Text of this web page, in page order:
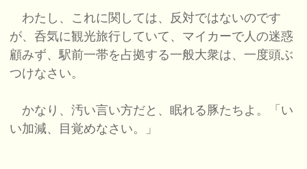
わたし、これに関しては、反対ではないのです
が、呑気に観光旅行していて、マイカーで人の迷惑
顧みず、駅前一帯を占拠する一般大衆は、一度頭ぶ
つけなさい。
かなり、汚い言い方だと、眠れる豚たちよ。「い
い加減、目覚めなさい。」